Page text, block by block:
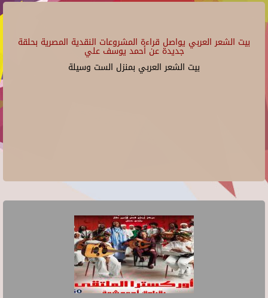
بيت الشعر العربي يواصل قراءة المشروعات النقدية المصرية بحلقة
جديدة عن أحمد يوسف علي
بيت الشعر العربي بمنزل الست وسيلة